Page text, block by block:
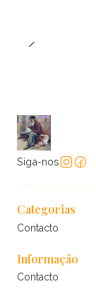
Siga-nos
Categorias
Contacto
Informação
Contacto